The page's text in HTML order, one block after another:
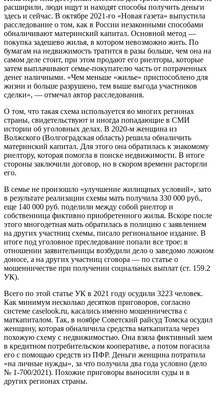
расширили, люди ищут и находят способы получить деньги
здесь и сейчас. В октябре 2021-го «Новая газета» выпустила
расследование о том, как в России незаконными способами
обналичивают материнский капитал. Основной метод —
покупка задешево жилья, в котором невозможно жить. По
бумагам на недвижимость тратится в разы больше, чем она на
самом деле стоит, при этом продают его риелторы, которые
затем выплачивают семье-покупателю часть от потраченных
денег наличными. «Чем меньше «жилье» приспособлено для
жизни и больше разрушено, тем выше выгода участников
сделки», — отмечал автор расследования.
О том, что такая схема используется во многих регионах
страны, свидетельствуют и иногда попадающие в СМИ
истории об уголовных делах. В 2020-м женщина из
Волжского (Волгоградская область) решила обналичить
материнский капитал. Для этого она обратилась к знакомому
риелтору, которая помогла в поиске недвижимости. В итоге
стороны заключили договор, но в скором времени расторгли
его.
В семье не произошло «улучшение жилищных условий», зато
в результате реализации схемы мать получила 330 000 руб.,
еще 140 000 руб. поделили между собой риелтор и
собственница фиктивно приобретенного жилья. Вскоре после
этого многодетная мать обратилась в полицию с заявлением
на других участниц схемы, писало региональное издание. В
итоге под уголовное преследование попали все трое: в
отношении заявительницы возбудили дело о заведомо ложном
доносе, а на других участниц сговора — по статье о
мошенничестве при получении социальных выплат (ст. 159.2
УК).
Всего по этой статье УК в 2021 году осудили 3223 человек.
Как минимум несколько десятков приговоров, согласно
системе caselook.ru, касались именно мошенничества с
маткапиталом. Так, в ноябре Советский райсуд Томска осудил
женщину, которая обналичила средства маткапитала через
похожую схему с недвижимостью. Она взяла фиктивный заем
в кредитном потребительском кооперативе, а потом погасила
его с помощью средств из ПФР. Деньги женщина потратила
«на личные нужды», за что получила два года условно (дело
№ 1-700/2021). Похожие приговоры выносили суды и в
других регионах страны.